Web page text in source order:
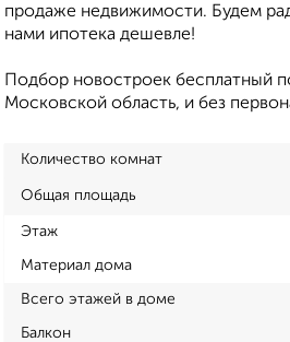
продаже недвижимости. Будем
нами ипотека дешевле!
Подбор новостроек бесплатный
Московской область, и без
Количество комнат
Общая площадь
Этаж
Материал дома
Всего этажей в доме
Балкон